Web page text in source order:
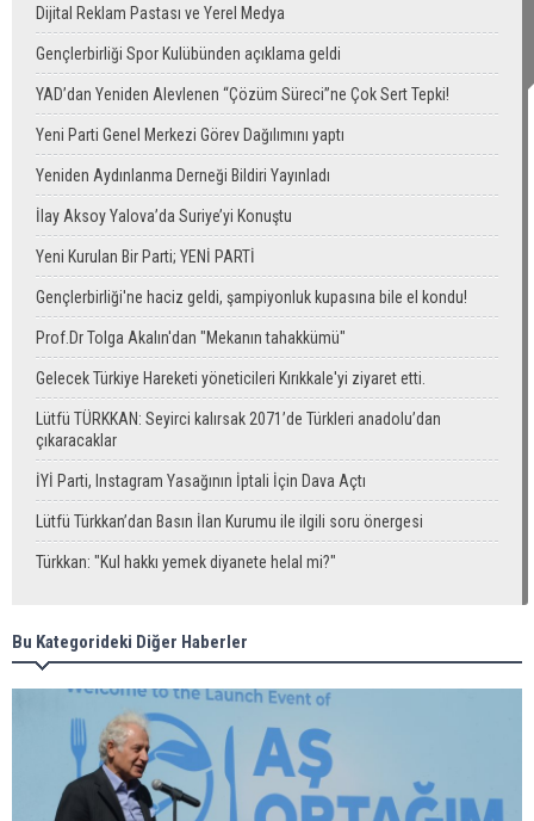
Dijital Reklam Pastası ve Yerel Medya
Gençlerbirliği Spor Kulübünden açıklama geldi
YAD’dan Yeniden Alevlenen “Çözüm Süreci”ne Çok Sert Tepki!
Yeni Parti Genel Merkezi Görev Dağılımını yaptı
Yeniden Aydınlanma Derneği Bildiri Yayınladı
İlay Aksoy Yalova’da Suriye’yi Konuştu
Yeni Kurulan Bir Parti; YENİ PARTİ
Gençlerbirliği'ne haciz geldi, şampiyonluk kupasına bile el kondu!
Prof.Dr Tolga Akalın'dan "Mekanın tahakkümü"
Gelecek Türkiye Hareketi yöneticileri Kırıkkale'yi ziyaret etti.
Lütfü TÜRKKAN: Seyirci kalırsak 2071’de Türkleri anadolu’dan
çıkaracaklar
İYİ Parti, Instagram Yasağının İptali İçin Dava Açtı
Lütfü Türkkan’dan Basın İlan Kurumu ile ilgili soru önergesi
Türkkan: "Kul hakkı yemek diyanete helal mi?"
Bu Kategorideki Diğer Haberler